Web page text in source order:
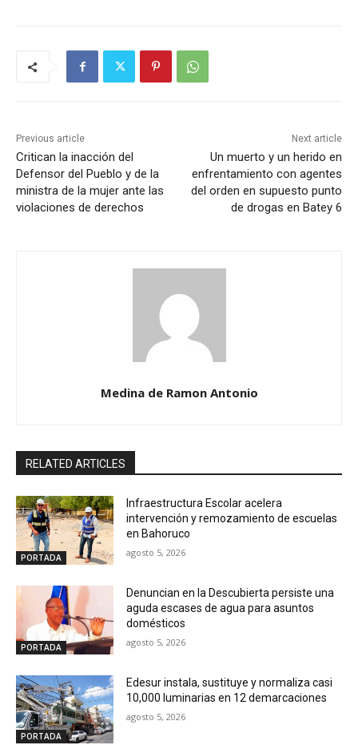
Previous article
Critican la inacción del
Defensor del Pueblo y de la
ministra de la mujer ante las
violaciones de derechos
Next article
Un muerto y un herido en
enfrentamiento con agentes
del orden en supuesto punto
de drogas en Batey 6
Medina de Ramon Antonio
RELATED ARTICLES
PORTADA
Infraestructura Escolar acelera
intervención y remozamiento de escuelas
en Bahoruco
agosto 5, 2026
PORTADA
Denuncian en la Descubierta persiste una
aguda escases de agua para asuntos
domésticos
agosto 5, 2026
PORTADA
Edesur instala, sustituye y normaliza casi
10,000 luminarias en 12 demarcaciones
agosto 5, 2026